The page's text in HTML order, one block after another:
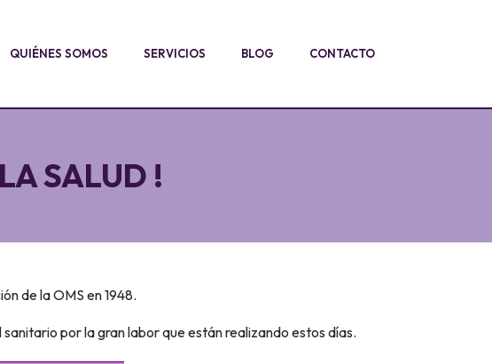
QUIÉNES SOMOS SERVICIOS BLOG CONTACTO
SALUD !
de la OMS en 1948.
por la gran labor que están realizando estos días.